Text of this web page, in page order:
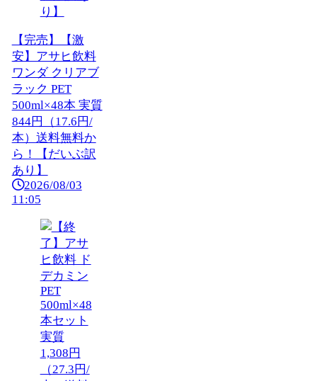
【完売】【激
安】アサヒ飲料
ワンダ クリアブ
ラック PET
500ml×48本 実質
844円（17.6円/
本）送料無料か
ら！【だいぶ訳
あり】
2026/08/03
11:05